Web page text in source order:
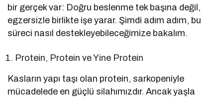
bir gerçek var: Doğru beslenme tek başına değil,
egzersizle birlikte işe yarar. Şimdi adım adım, bu
süreci nasıl destekleyebileceğimize bakalım.
Protein, Protein ve Yine Protein
Kasların yapı taşı olan protein, sarkopeniyle
mücadelede en güçlü silahımızdır. Ancak yaşla